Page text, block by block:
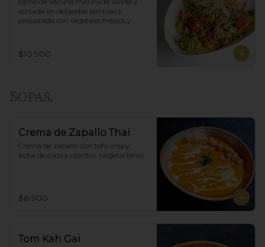
cortada en delgadas laminas y
preparada con vegetales frescos y
$10.900
Crema de Zapallo Thai
Crema de zapallo con tofu crispy,
leche de coco y cilantro. (vegetariana)
$8.900
Tom Kah Gai